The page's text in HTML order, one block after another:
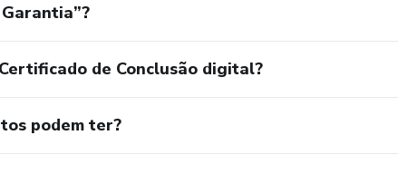
de Conclusão digital?
podem ter?